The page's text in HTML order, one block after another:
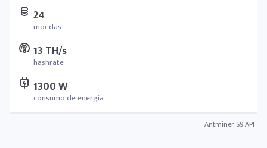
24
moedas
13 TH/s
hashrate
1300 W
consumo de energia
Antminer S9 API